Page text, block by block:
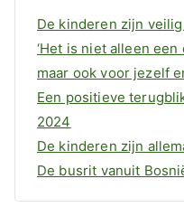
De kinderen zijn
‘Het is niet alleen
maar ook voor jezelf
Een positieve
2024
De kinderen zijn
De busrit vanuit